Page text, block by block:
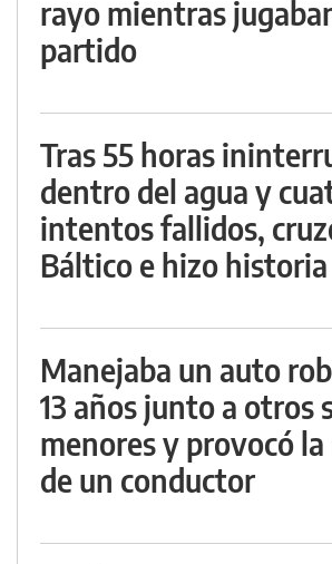
rayo mientras
partido
Tras 55 horas
dentro del agua y
intentos fallidos,
Báltico e hizo historia
Manejaba un auto
13 años junto a otros
menores y provocó
de un conductor